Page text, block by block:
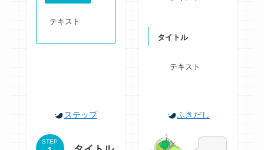
テキスト
タイトル
テキスト
ステップ
STEP
ふきだし